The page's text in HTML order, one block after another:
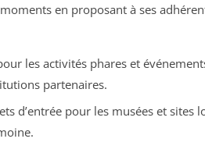
en proposant à ses
les activités phares et
partenaires.
d’entrée pour les musées et sites